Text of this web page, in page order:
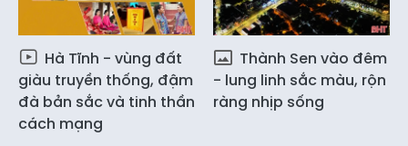
Hà Tĩnh - vùng đất
giàu truyền thống, đậm
đà bản sắc và tinh thần
cách mạng
Thành Sen vào đêm
- lung linh sắc màu, rộn
ràng nhịp sống